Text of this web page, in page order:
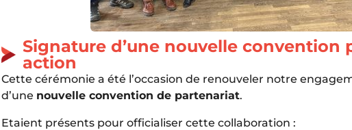
Signature d’une nouvelle convention
action
Cette cérémonie a été l’occasion de renouveler notre
d’une nouvelle convention de partenariat.
Etaient présents pour officialiser cette collaboration :